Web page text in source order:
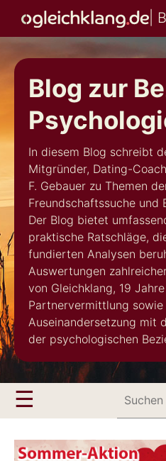
Gleichklang
Blog
|
Blog zur
In diesem Blog schreibt
Mitgründer, Dating-
F. Gebauer zu Themen
Freundschaftssuche und
Der Blog bietet
praktische Ratschläge,
fundierten Analysen
Auswertungen
von Gleichklang, 19
Partnervermittlung
Auseinandersetzung mit
der psychologischen
☰
for: